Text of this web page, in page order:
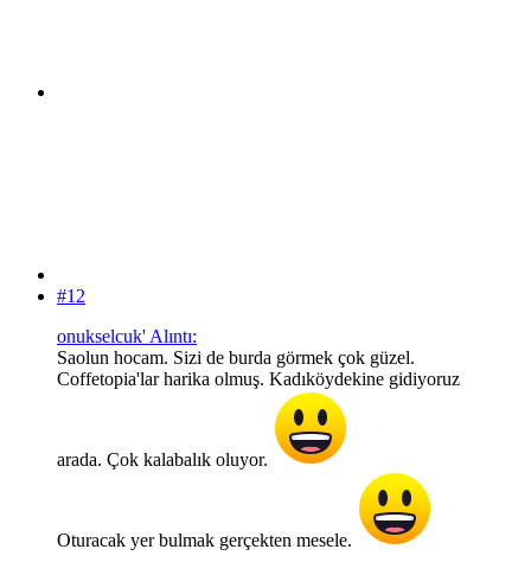
#12
onukselcuk' Alıntı:
Saolun hocam. Sizi de burda görmek çok güzel.
Coffetopia'lar harika olmuş. Kadıköydekine gidiyoruz
arada. Çok kalabalık oluyor.
Oturacak yer bulmak gerçekten mesele.